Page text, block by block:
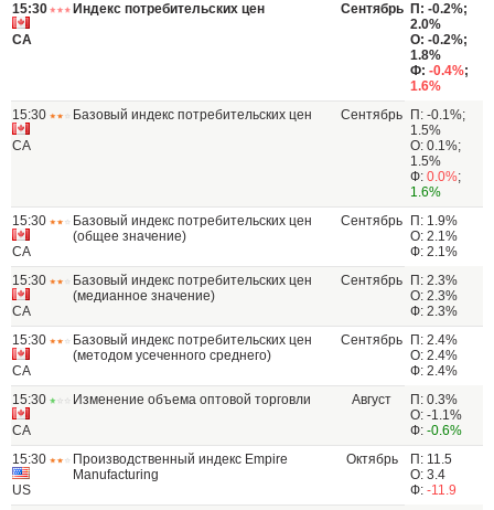
15:30
CA
Индекс потребительских цен Сентябрь
П: -0.2%;
2.0%
О: -0.2%;
1.8%
Ф: -0.4%;
1.6%
15:30
CA
Базовый индекс потребительских цен Сентябрь
П: -0.1%;
1.5%
О: 0.1%;
1.5%
Ф: 0.0%;
1.6%
15:30
CA
Базовый индекс потребительских цен
(общее значение)
Сентябрь
П: 1.9%
О: 2.1%
Ф: 2.1%
15:30
CA
Базовый индекс потребительских цен
(медианное значение)
Сентябрь
П: 2.3%
О: 2.3%
Ф: 2.3%
15:30
CA
Базовый индекс потребительских цен
(методом усеченного среднего)
Сентябрь
П: 2.4%
О: 2.4%
Ф: 2.4%
15:30
CA
Изменение объема оптовой торговли Август
П: 0.3%
О: -1.1%
Ф: -0.6%
15:30
US
Производственный индекс Empire
Manufacturing
Октябрь
П: 11.5
О: 3.4
Ф: -11.9